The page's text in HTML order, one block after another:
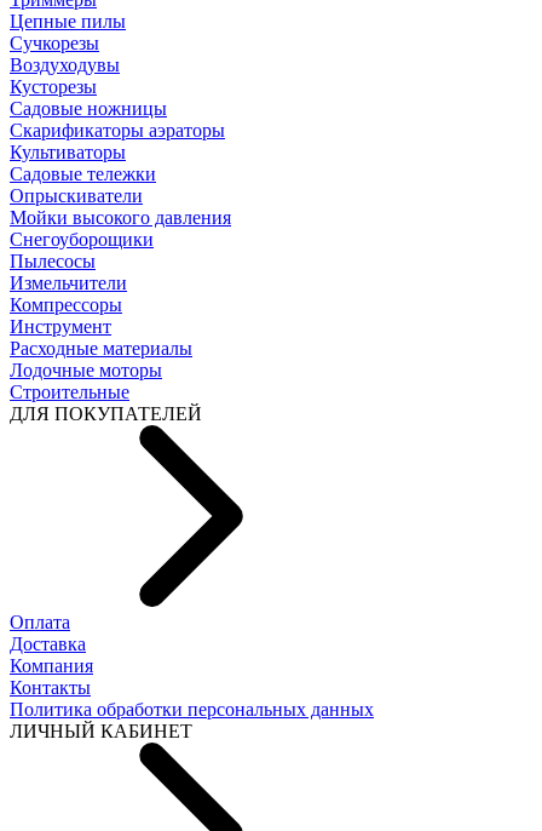
Цепные пилы
Cучкорезы
Воздуходувы
Кусторезы
Садовые ножницы
Скарификаторы аэраторы
Культиваторы
Садовые тележки
Опрыскиватели
Мойки высокого давления
Снегоуборощики
Пылесосы
Измельчители
Компрессоры
Инструмент
Расходные материалы
Лодочные моторы
Строительные
ДЛЯ ПОКУПАТЕЛЕЙ
Оплата
Доставка
Компания
Контакты
Политика обработки персональных данных
ЛИЧНЫЙ КАБИНЕТ